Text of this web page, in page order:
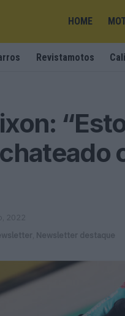
HOME
Revistamotos
2022
Newsletter destaque